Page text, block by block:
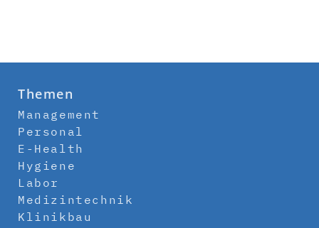
Themen
Management
Personal
E-Health
Hygiene
Labor
Medizintechnik
Klinikbau